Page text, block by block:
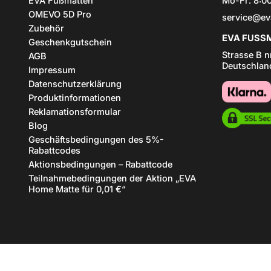
OMEVO 5D Pro
Zubehör
Geschenkgutschein
AGB
Impressum
Datenschutzerklärung
Produktinformationen
Reklamationsformular
Blog
Geschäftsbedingungen des 5%-
Rabattcodes
Aktionsbedingungen – Rabattcode
Teilnahmebedingungen der Aktion „EVA
Home Matte für 0,01 €“
EVA
Strasse B